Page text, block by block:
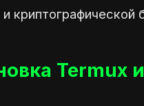
и криптографической
Termux